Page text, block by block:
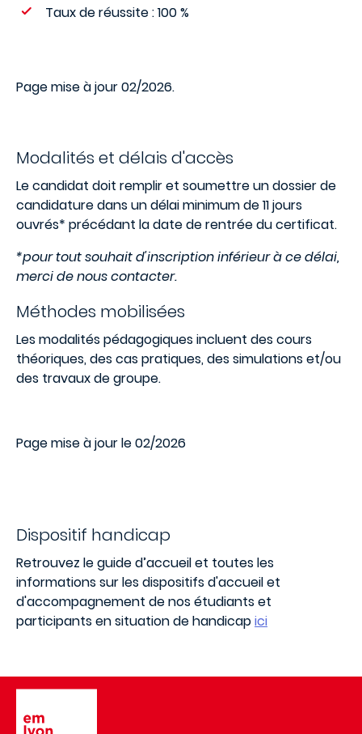
Taux de réussite : 100 %
Page mise à jour 02/2026.
Modalités et délais d'accès
Le candidat doit remplir et soumettre un dossier de
candidature dans un délai minimum de 11 jours
ouvrés* précédant la date de rentrée du certificat.
*pour tout souhait d'inscription inférieur à ce délai,
merci de nous contacter.
Méthodes mobilisées
Les modalités pédagogiques incluent des cours
théoriques, des cas pratiques, des simulations et/ou
des travaux de groupe.
Page mise à jour le 02/2026
Dispositif handicap
Retrouvez le guide d’accueil et toutes les
informations sur les dispositifs d'accueil et
d'accompagnement de nos étudiants et
participants en situation de handicapici